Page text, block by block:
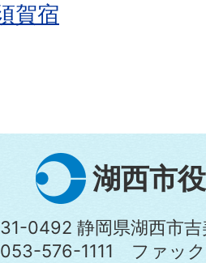
賀宿
湖西市
0492 静岡県湖西市
576-1111 ファッ